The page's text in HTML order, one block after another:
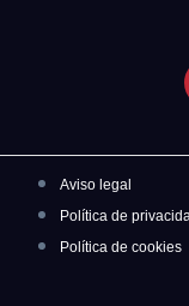
Aviso legal
Política de
Política de cookies